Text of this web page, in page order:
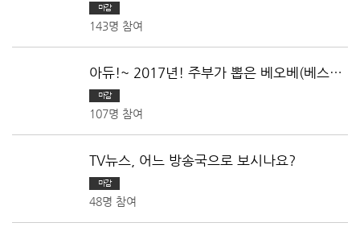
마감
143명 참여
아듀!~ 2017년! 주부가 뽑은 베오베(베스트
오브 베스트)
마감
107명 참여
TV뉴스, 어느 방송국으로 보시나요?
마감
48명 참여